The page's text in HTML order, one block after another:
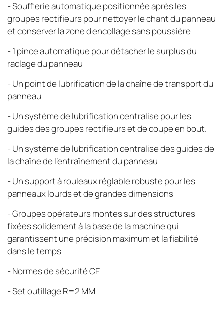
- Soufflerie automatique positionnée après les
groupes rectifieurs pour nettoyer le chant du panneau
et conserver la zone d'encollage sans poussière
- 1 pince automatique pour détacher le surplus du
raclage du panneau
- Un point de lubrification de la chaîne de transport du
panneau
- Un système de lubrification centralise pour les
guides des groupes rectifieurs et de coupe en bout.
- Un système de lubrification centralise des guides de
la chaîne de l'entraînement du panneau
- Un support à rouleaux réglable robuste pour les
panneaux lourds et de grandes dimensions
- Groupes opérateurs montes sur des structures
fixées solidement à la base de la machine qui
garantissent une précision maximum et la fiabilité
dans le temps
- Normes de sécurité CE
- Set outillage R=2 MM